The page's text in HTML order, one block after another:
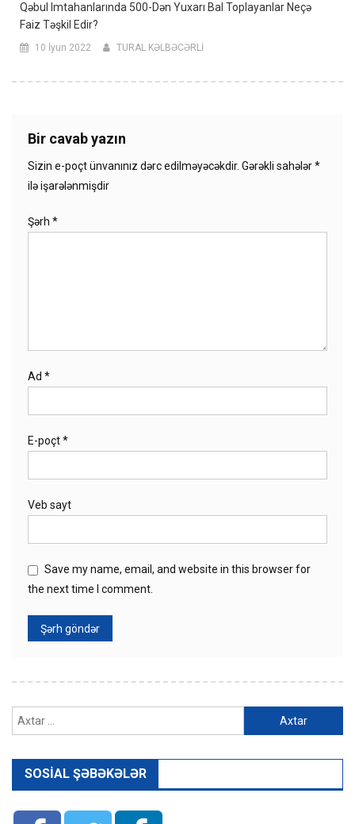
Qəbul Imtahanlarında 500-Dən Yuxarı Bal Toplayanlar Neçə
Faiz Təşkil Edir?
10 İyun 2022 TURAL KƏLBƏCƏRLİ
Bir cavab yazın
Sizin e-poçt ünvanınız dərc edilməyəcəkdir. Gərəkli sahələr*
ilə işarələnmişdir
Şərh *
Ad *
E-poçt*
Veb sayt
Save my name, email, and website in this browser for
the next time I comment.
SOSIAL ŞƏBƏKƏLƏR